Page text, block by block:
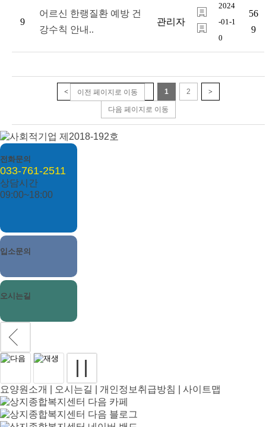
9
어르신 한랭질환 예방 건
강수칙 안내..
관리자
2024
-01-1
0
56
9
< 이전 페이지로 이동 1 2 >
다음 페이지로 이동
전화문의
033-761-2511
상담시간
09:00~18:00
입소문의
오시는길
요양원소개 오시는길 개인정보취급방침 사이트맵